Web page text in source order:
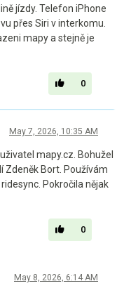
jízdy. Telefon iPhone
přes Siri v interkomu.
mapy a stejně je
0
May 7, 2026, 10:35 AM
mapy.cz. Bohužel
Zdeněk Bort. Používám
Pokročila nějak
0
May 8, 2026, 6:14 AM